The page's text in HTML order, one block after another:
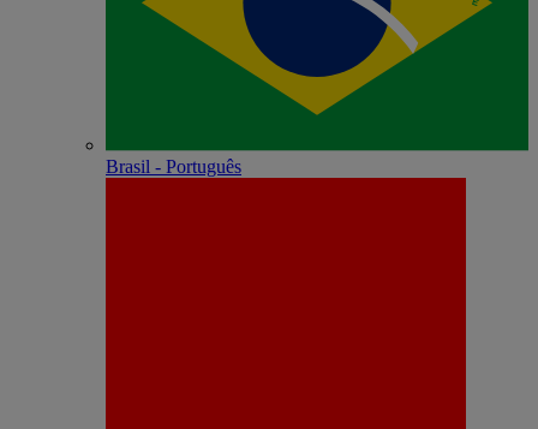
Brasil - Português